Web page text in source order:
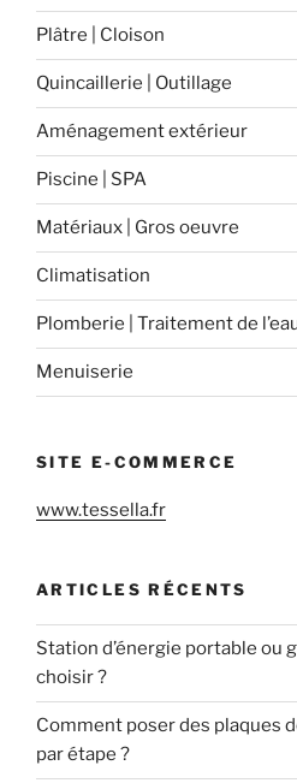
Plâtre | Cloison
Quincaillerie | Outillage
Aménagement extérieur
Piscine | SPA
Matériaux | Gros oeuvre
Climatisation
Plomberie | Traitement de
Menuiserie
SITE E-COMMERCE
www.tessella.fr
ARTICLES RÉCENTS
Station d’énergie portable ou
choisir ?
Comment poser des plaques
par étape ?